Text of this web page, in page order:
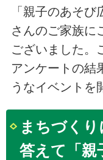
「親子のあそ
さんのご家族に
ございました。
アンケートの結
うなイベントを
まちづく
答えて「親